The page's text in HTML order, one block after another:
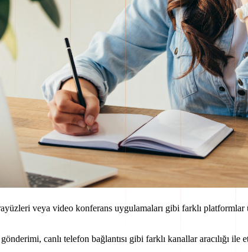
veya video konferans uygulamaları gibi farklı
canlı telefon bağlantısı gibi farklı kanallar aracılığı